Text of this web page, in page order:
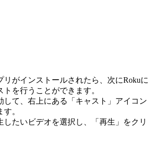
リがインストールされたら、次にRokuに
トを行うことができます。
して、右上にある「キャスト」アイコン
。
したいビデオを選択し、「再生」をクリ